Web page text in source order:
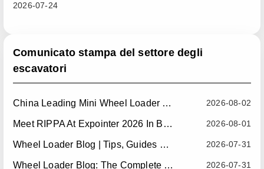
2026-07-24
Comunicato stampa del settore degli
escavatori
2026-08-02
China Leading Mini Wheel Loader Supplier: Reliable Compact Wheel Loaders For Global Markets
2026-08-01
Meet RIPPA At Expointer 2026 In Brazil
2026-07-31
Wheel Loader Blog | Tips, Guides & Attachments
2026-07-31
Wheel Loader Blog: The Complete Guide To Wheel Loaders For Construction, Agriculture, And Material Handling